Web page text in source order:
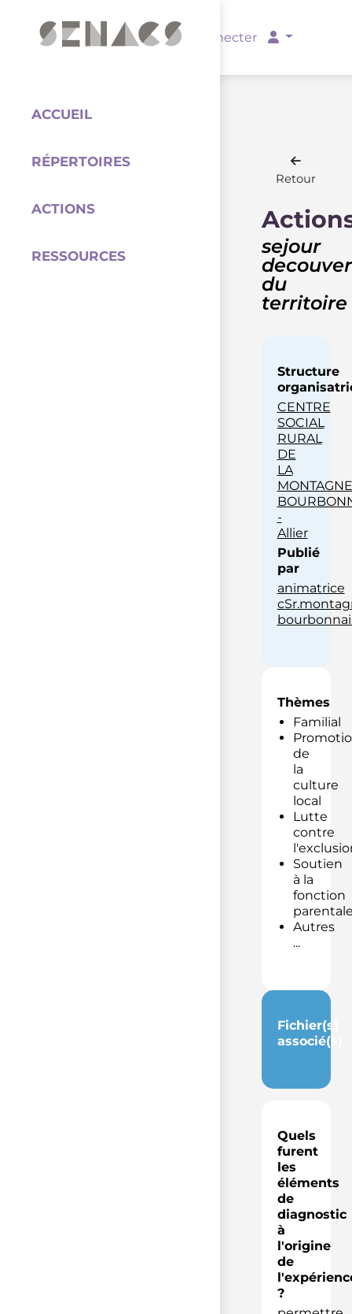
Se connecter
ACCUEIL
RÉPERTOIRES
ACTIONS
RESSOURCES
Retour
sejour
du
territoire
Structure
CENTRE
SOCIAL
RURAL
DE
LA
MONTAGNE
-
Allier
Publié
par
animatrice
Thèmes
Familial
de
la
culture
local
Lutte
contre
Soutien
à la
fonction
Autres
...
Fichier(s)
associé(s)
Quels
furent
les
éléments
de
diagnostic
à
l'origine
de
?